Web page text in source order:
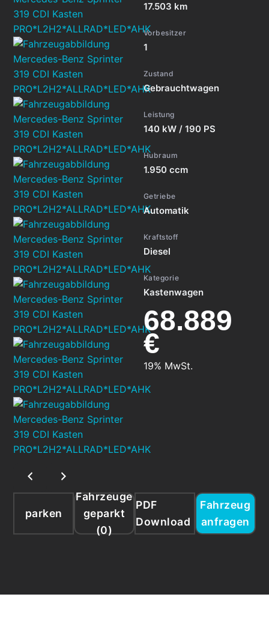
17.503 km
Vorbesitzer
1
Zustand
Gebrauchtwagen
Leistung
140 kW / 190 PS
Hubraum
1.950 ccm
Getriebe
Automatik
Kraftstoff
Diesel
Kategorie
Kastenwagen
68.889
€
19% MwSt.
parken
Fahrzeuge
geparkt
(0)
PDF
Download
Fahrzeug
anfragen